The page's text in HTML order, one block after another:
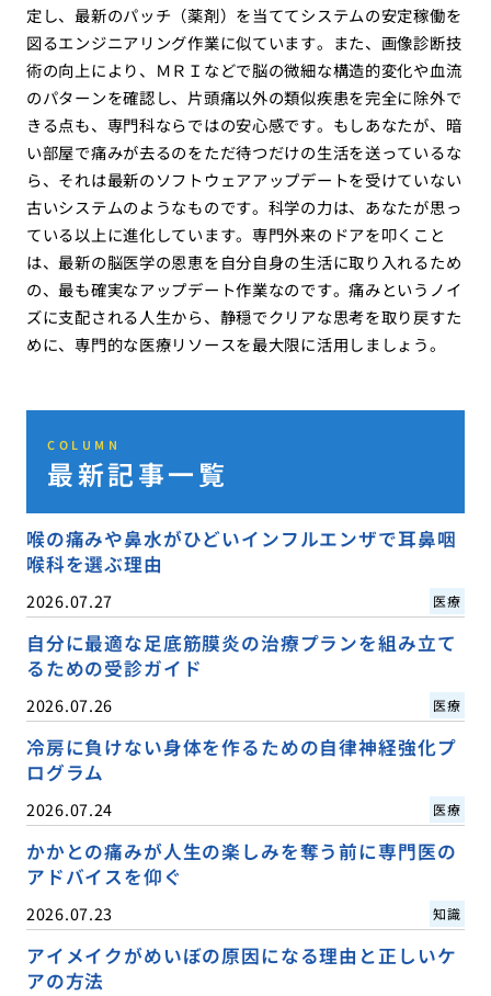
定し、最新のパッチ（薬剤）を当ててシステムの安定稼働を
図るエンジニアリング作業に似ています。また、画像診断技
術の向上により、ＭＲＩなどで脳の微細な構造的変化や血流
のパターンを確認し、片頭痛以外の類似疾患を完全に除外で
きる点も、専門科ならではの安心感です。もしあなたが、暗
い部屋で痛みが去るのをただ待つだけの生活を送っているな
ら、それは最新のソフトウェアアップデートを受けていない
古いシステムのようなものです。科学の力は、あなたが思っ
ている以上に進化しています。専門外来のドアを叩くこと
は、最新の脳医学の恩恵を自分自身の生活に取り入れるため
の、最も確実なアップデート作業なのです。痛みというノイ
ズに支配される人生から、静穏でクリアな思考を取り戻すた
めに、専門的な医療リソースを最大限に活用しましょう。
COLUMN
最新記事一覧
喉の痛みや鼻水がひどいインフルエンザで耳鼻咽
喉科を選ぶ理由
2026.07.27 医療
自分に最適な足底筋膜炎の治療プランを組み立て
るための受診ガイド
2026.07.26 医療
冷房に負けない身体を作るための自律神経強化プ
ログラム
2026.07.24 医療
かかとの痛みが人生の楽しみを奪う前に専門医の
アドバイスを仰ぐ
2026.07.23 知識
アイメイクがめいぼの原因になる理由と正しいケ
アの方法